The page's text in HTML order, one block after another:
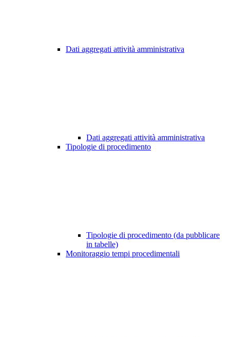
Dati aggregati attività amministrativa
Dati aggregati attività amministrativa
Tipologie di procedimento
Tipologie di procedimento (da pubblicare
in tabelle)
Monitoraggio tempi procedimentali